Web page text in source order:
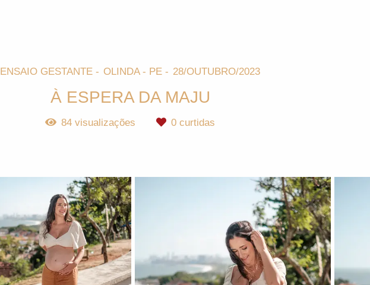
ENSAIO GESTANTE OLINDA - PE 28/OUTUBRO/2023
À ESPERA DA MAJU
84 visualizações 0 curtidas